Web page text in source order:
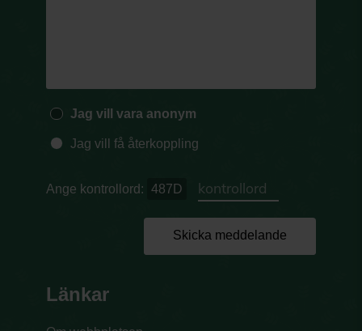
Jag vill vara anonym
Jag vill få återkoppling
Ange kontrollord: 487D
Skicka meddelande
Länkar